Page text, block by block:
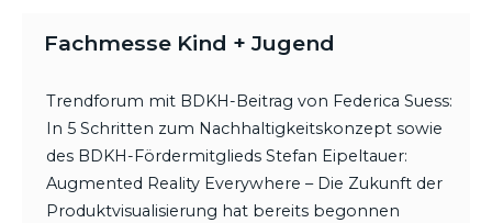
Fachmesse Kind + Jugend
Trendforum mit BDKH-Beitrag von Federica Suess:
In 5 Schritten zum Nachhaltigkeitskonzept sowie
des BDKH-Fördermitglieds Stefan Eipeltauer:
Augmented Reality Everywhere – Die Zukunft der
Produktvisualisierung hat bereits begonnen